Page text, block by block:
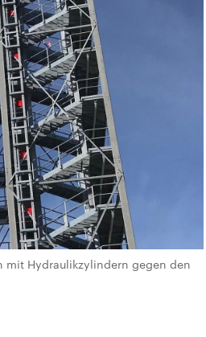
mit Hydraulikzylindern gegen den